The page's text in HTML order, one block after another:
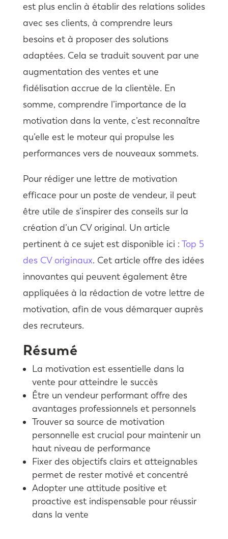
est plus enclin à établir des relations solides
avec ses clients, à comprendre leurs
besoins et à proposer des solutions
adaptées. Cela se traduit souvent par une
augmentation des ventes et une
fidélisation accrue de la clientèle. En
somme, comprendre l’importance de la
motivation dans la vente, c’est reconnaître
qu’elle est le moteur qui propulse les
performances vers de nouveaux sommets.
Pour rédiger une lettre de motivation
efficace pour un poste de vendeur, il peut
être utile de s’inspirer des conseils sur la
création d’un CV original. Un article
pertinent à ce sujet est disponible ici : Top 5
des CV originaux. Cet article offre des idées
innovantes qui peuvent également être
appliquées à la rédaction de votre lettre de
motivation, afin de vous démarquer auprès
des recruteurs.
Résumé
La motivation est essentielle dans la
vente pour atteindre le succès
Être un vendeur performant offre des
avantages professionnels et personnels
Trouver sa source de motivation
personnelle est crucial pour maintenir un
haut niveau de performance
Fixer des objectifs clairs et atteignables
permet de rester motivé et concentré
Adopter une attitude positive et
proactive est indispensable pour réussir
dans la vente